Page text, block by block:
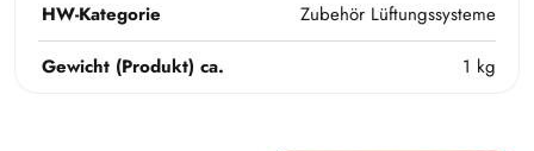
HW-Kategorie
Zubehör Lüftungssysteme
Gewicht (Produkt) ca.
1 kg